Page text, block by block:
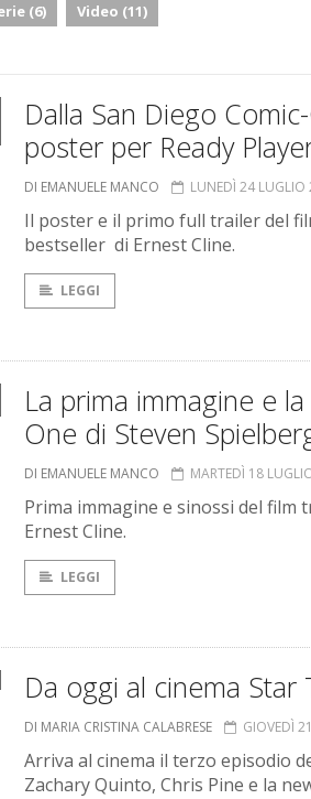
(6) Video (11)
Dalla San Diego
poster per Ready
DI EMANUELE MANCO LUNEDÌ 24 LUGLIO
Il poster e il primo full trailer del
bestseller di Ernest Cline.
LEGGI
La prima immagine e
One di Steven
DI EMANUELE MANCO MARTEDÌ 18
Prima immagine e sinossi del
Ernest Cline.
LEGGI
Da oggi al cinema Star
DI MARIA CRISTINA CALABRESE GIOVEDÌ
Arriva al cinema il terzo episodio
Zachary Quinto, Chris Pine e la